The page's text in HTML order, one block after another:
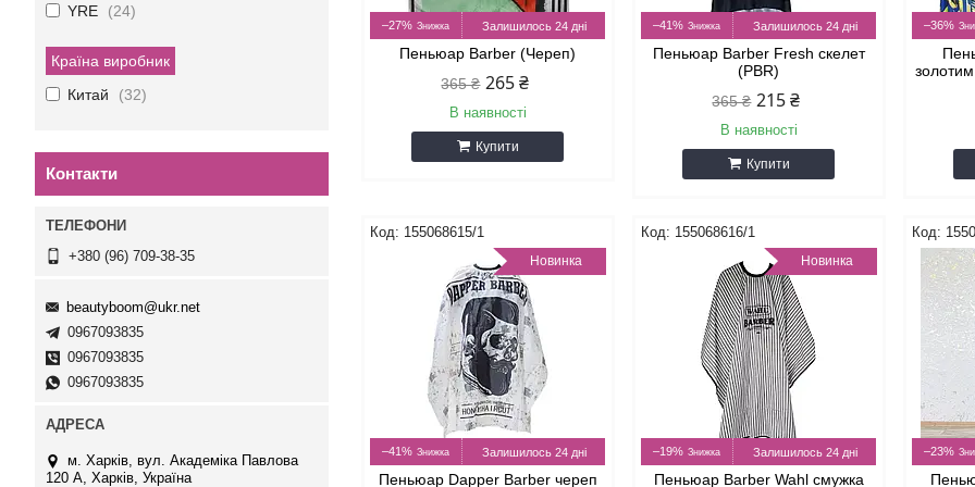
–27% Залишилось 24 дні
Пеньюар Barber (Череп)
365 ₴ 265 ₴
В наявності
Купити
–41% Залишилось 24 дні
Пеньюар Barber Fresh скелет
(PBR)
365 ₴ 215 ₴
В наявності
Купити
–36%
155068615/1
Новинка
–41% Залишилось 24 дні
Пеньюар Dapper Barber череп
155068616/1
Новинка
–19% Залишилось 24 дні
Пеньюар Barber Wahl смужка
–23%
YRE 24
Країна виробник
Китай
32
Контакти
+380 (96) 709-38-35
beautyboom@ukr.net
0967093835
0967093835
0967093835
м. Харків, вул. Академіка Павлова
120 А, Харків, Україна